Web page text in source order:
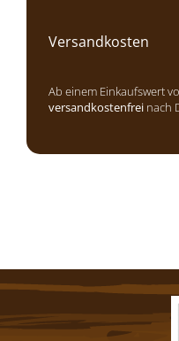
Versandkosten
Ab einem Einkaufswert
versandkostenfrei nach